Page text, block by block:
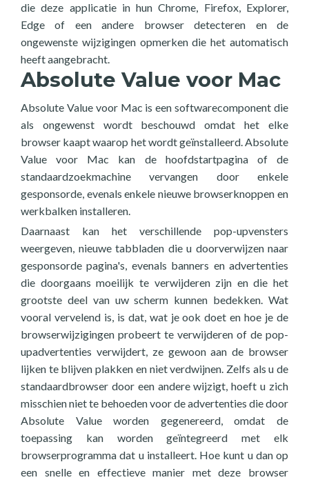
die deze applicatie in hun Chrome, Firefox, Explorer,
Edge of een andere browser detecteren en de
ongewenste wijzigingen opmerken die het automatisch
heeft aangebracht.
Absolute Value voor Mac
Absolute Value voor Mac is een softwarecomponent die
als ongewenst wordt beschouwd omdat het elke
browser kaapt waarop het wordt geïnstalleerd. Absolute
Value voor Mac kan de hoofdstartpagina of de
standaardzoekmachine vervangen door enkele
gesponsorde, evenals enkele nieuwe browserknoppen en
werkbalken installeren.
Daarnaast kan het verschillende pop-upvensters
weergeven, nieuwe tabbladen die u doorverwijzen naar
gesponsorde pagina's, evenals banners en advertenties
die doorgaans moeilijk te verwijderen zijn en die het
grootste deel van uw scherm kunnen bedekken. Wat
vooral vervelend is, is dat, wat je ook doet en hoe je de
browserwijzigingen probeert te verwijderen of de pop-
upadvertenties verwijdert, ze gewoon aan de browser
lijken te blijven plakken en niet verdwijnen. Zelfs als u de
standaardbrowser door een andere wijzigt, hoeft u zich
misschien niet te behoeden voor de advertenties die door
Absolute Value worden gegenereerd, omdat de
toepassing kan worden geïntegreerd met elk
browserprogramma dat u installeert. Hoe kunt u dan op
een snelle en effectieve manier met deze browser